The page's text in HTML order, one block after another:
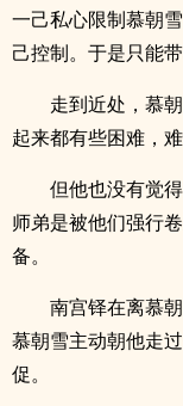
一己私心限制慕朝
己控制。于是只能
走到近处，慕
起来都有些困难，
但他也没有觉
师弟是被他们强行
备。
南宫铎在离慕
慕朝雪主动朝他走
促。